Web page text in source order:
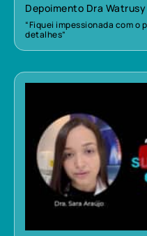
Depoimento Dra
“Fiquei impessionada com o
detalhes”